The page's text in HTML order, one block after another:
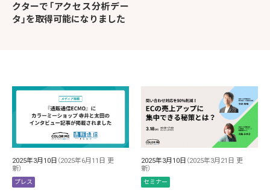
クターで「アクセス分析デー
タ」を取得可能になりました
2025年3月10日 （2025年6月11日 更
新）
プレス
2025年3月10日 （2025年3月21日 更
新）
セミナー